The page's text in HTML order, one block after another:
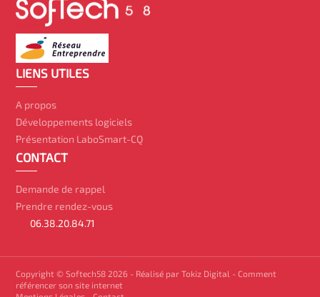
LIENS UTILES
A propos
Développements logiciels
Présentation LaboSmart-CQ
CONTACT
Demande de rappel
Prendre rendez-vous
06.38.20.84.71
Copyright © Softech58 2026 - Réalisé par Tokiz Digital -Comment
référencer son site internet